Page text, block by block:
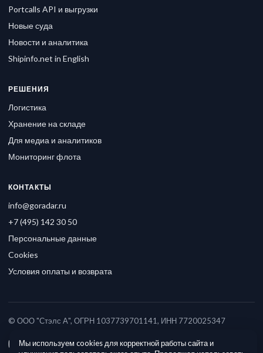
Portcalls API и выгрузки
Новые суда
Новости и аналитика
Shipinfo.net in English
РЕШЕНИЯ
Логистика
Хранение на складе
Для медиа и аналитиков
Мониторинг флота
КОНТАКТЫ
info@goradar.ru
+7 (495) 142 30 50
Персональные данные
Cookies
Условия оплаты и возврата
© ООО "Стэлс А", ОГРН 1037739701141, ИНН 7720025347
Мы используем cookies для корректной работы сайта и